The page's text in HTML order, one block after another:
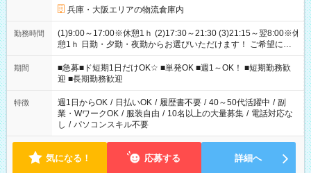
兵庫・大阪エリアの物流倉庫内
勤務時間
(1)9:00～17:00※休憩1ｈ (2)17:30～21:30 (3)21:15～翌8:00※休
憩1ｈ 日勤・夕勤・夜勤からお選びいただけます！ ご希望に合
わせて働けるお仕事です(*^^*) 【その他選べる勤務時間】 8-17
時/9-17時/9-18時/10-18時/11-21時/18-22時/20-翌4時/21-翌5
時/22-翌6時/0-翌8時 ご自身のご都合で選んで頂ける完全自由シ
フト！
期間
■急募■ド短期1日だけOK☆ ■単発OK ■週1～OK！ ■短期勤務歓
迎 ■長期勤務歓迎
特徴 週1日からOK / 日払いOK / 履歴書不要 / 40～50代活躍中 / 副
業・WワークOK / 服装自由 / 10名以上の大量募集 / 電話対応な
し / パソコンスキル不要
気になる！ 応募する 詳細へ